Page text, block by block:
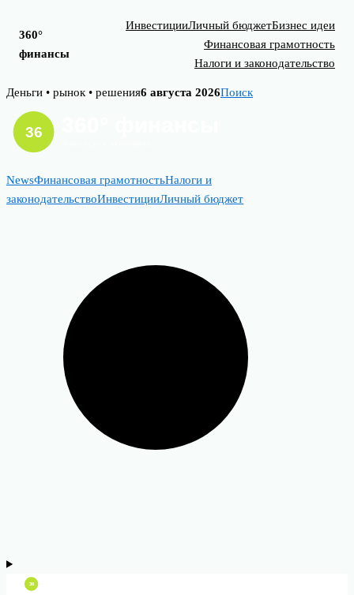
360°
финансы
ИнвестицииЛичный бюджетБизнес идеи
Финансовая грамотность
Налоги и законодательство
Skip
content
Деньги • рынок • решения6 августа 2026Поиск
NewsФинансовая грамотностьНалоги и
законодательствоИнвестицииЛичный бюджет